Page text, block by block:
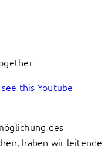
this Youtube
des
haben wir leitende